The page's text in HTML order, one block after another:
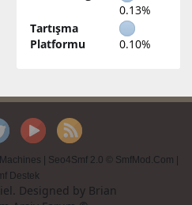
0.13%
Tartışma
Platformu
0.10%
Seo4Smf 2.0 © SmfMod.Com
Destek
. Designed by Brian